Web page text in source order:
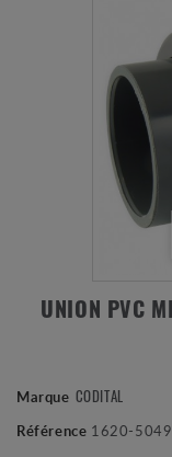
UNION PVC
Marque CODITAL
Référence 1620-5049